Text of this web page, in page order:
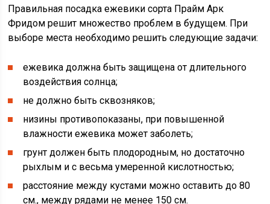
Правильная посадка ежевики сорта Прайм Арк
Фридом решит множество проблем в будущем. При
выборе места необходимо решить следующие задачи:
ежевика должна быть защищена от длительного
воздействия солнца;
не должно быть сквозняков;
низины противопоказаны, при повышенной
влажности ежевика может заболеть;
грунт должен быть плодородным, но достаточно
рыхлым и с весьма умеренной кислотностью;
расстояние между кустами можно оставить до 80
см., между рядами не менее 150 см.